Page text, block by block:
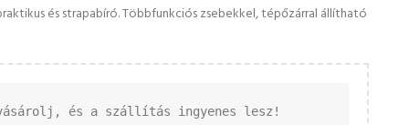
és strapabíró. Többfunkciós zsebekkel, tépőzárral állítható
és a szállítás ingyenes lesz!